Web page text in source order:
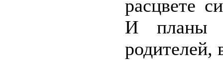
расцвете
И планы
родителей,